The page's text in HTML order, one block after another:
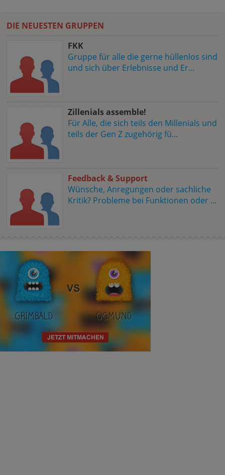
DIE NEUESTEN GRUPPEN
FKK
Gruppe für alle die gerne hüllenlos sind
und sich über Erlebnisse und Er...
Zillenials assemble!
Für Alle, die sich teils den Millenials und
teils der Gen Z zugehörig fü...
Feedback & Support
Wünsche, Anregungen oder sachliche
Kritik? Probleme bei Funktionen oder ...